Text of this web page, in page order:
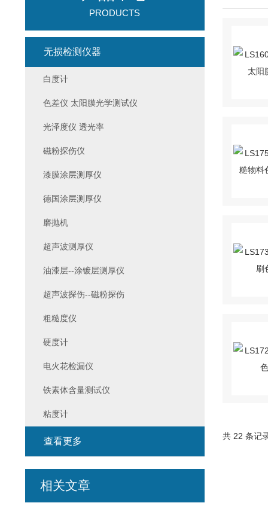
共 22 条记
PRODUCTS
无损检测仪器
白度计
色差仪 太阳膜光学测试仪
光泽度仪 透光率
磁粉探伤仪
漆膜涂层测厚仪
德国涂层测厚仪
磨抛机
超声波测厚仪
油漆层--涂镀层测厚仪
超声波探伤--磁粉探伤
粗糙度仪
硬度计
电火花检漏仪
铁素体含量测试仪
粘度计
查看更多
相关文章